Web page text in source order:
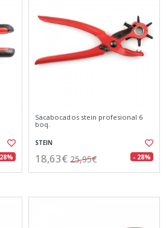
Sacabocados stein profesional 6
boq.
STEIN
18,63€ 25,95€ - 28%